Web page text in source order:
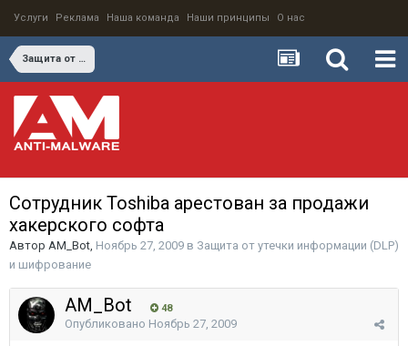
Услуги Реклама Наша команда Наши принципы О нас
Защита от утечки информации (DLP) и шифрование
Сотрудник Toshiba арестован за продажи
хакерского софта
Автор AM_Bot, Ноябрь 27, 2009 в Защита от утечки информации (DLP)
и шифрование
AM_Bot 48
Опубликовано Ноябрь 27, 2009